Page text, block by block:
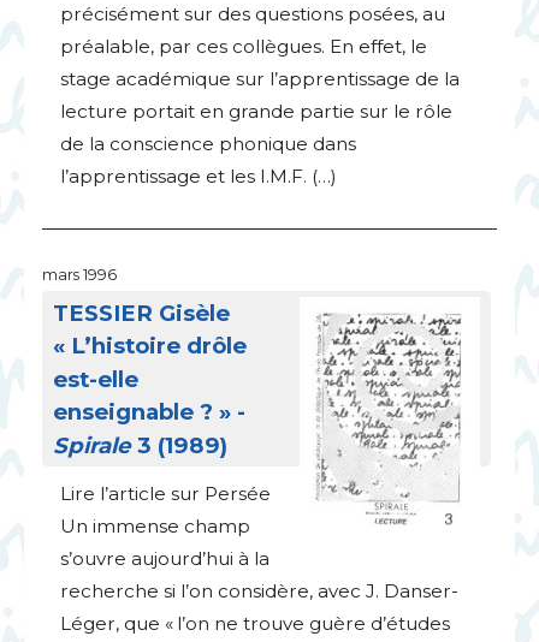
précisément sur des questions posées, au
préalable, par ces collègues. En effet, le
stage académique sur l’apprentissage de la
lecture portait en grande partie sur le rôle
de la conscience phonique dans
l’apprentissage et les I.M.F. (…)
mars 1996
TESSIER Gisèle
« L’histoire drôle
est-elle
enseignable ? » -
Spirale3 (1989)
Lire l’article sur Persée
Un immense champ
s’ouvre aujourd’hui à la
recherche si l’on considère, avec J. Danser-
Léger, que « l’on ne trouve guère d’études